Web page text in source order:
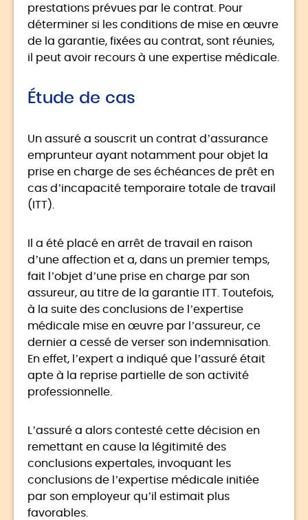
prestations prévues par le contrat. Pour
déterminer si les conditions de mise en œuvre
de la garantie, fixées au contrat, sont réunies,
il peut avoir recours à une expertise médicale.
Étude de cas
Un assuré a souscrit un contrat d’assurance
emprunteur ayant notamment pour objet la
prise en charge de ses échéances de prêt en
cas d’incapacité temporaire totale de travail
(ITT).
Il a été placé en arrêt de travail en raison
d’une affection et a, dans un premier temps,
fait l’objet d’une prise en charge par son
assureur, au titre de la garantie ITT. Toutefois,
à la suite des conclusions de l’expertise
médicale mise en œuvre par l’assureur, ce
dernier a cessé de verser son indemnisation.
En effet, l’expert a indiqué que l’assuré était
apte à la reprise partielle de son activité
professionnelle.
L’assuré a alors contesté cette décision en
remettant en cause la légitimité des
conclusions expertales, invoquant les
conclusions de l’expertise médicale initiée
par son employeur qu’il estimait plus
favorables.